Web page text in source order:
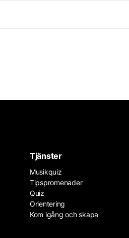
Tjänster
Musikquiz
Tipspromenader
Quiz
Orientering
Kom igång och skapa